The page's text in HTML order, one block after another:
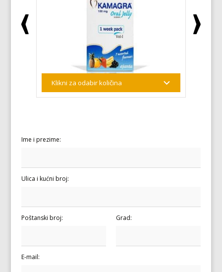
Ime i prezime:
Ulica i kućni broj:
Poštanski broj: Grad:
E-mail: